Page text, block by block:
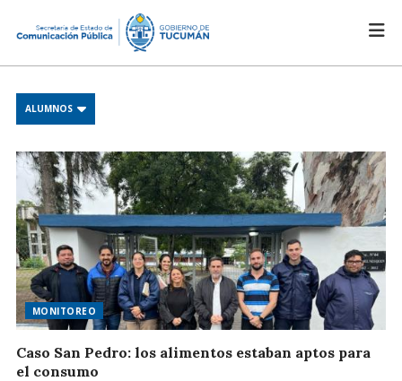
ALUMNOS
MONITOREO
Caso San Pedro: los alimentos estaban aptos para
el consumo